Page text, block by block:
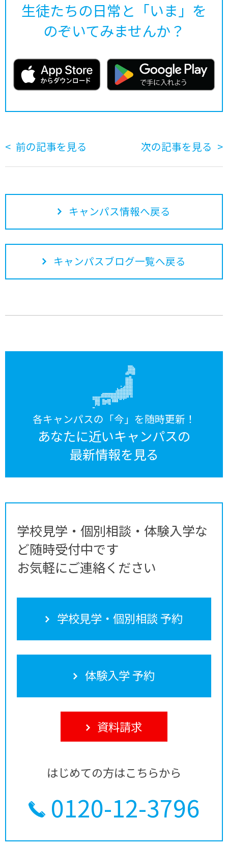
生徒たちの日常と「いま」を
のぞいてみませんか？
前の記事を見る 次の記事を見る
キャンパス情報へ戻る
キャンパスブログ一覧へ戻る
各キャンパスの「今」を随時更新！
あなたに近いキャンパスの
最新情報を見る
学校見学・個別相談・体験入学な
ど随時受付中です
お気軽にご連絡ください
学校見学・個別相談 予約
体験入学 予約
資料請求
はじめての方はこちらから
0120-12-3796